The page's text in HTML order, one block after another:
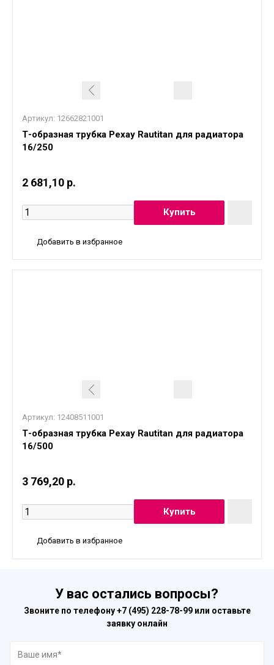
Артикул: 12662821001
Т-образная трубка Рехау Rautitan для радиатора
16/250
2 681,10 р.
Добавить в избранное
Артикул: 12408511001
Т-образная трубка Рехау Rautitan для радиатора
16/500
3 769,20 р.
Добавить в избранное
У вас остались вопросы?
Звоните по телефону+7 (495) 228-78-99или оставьте
заявку онлайн